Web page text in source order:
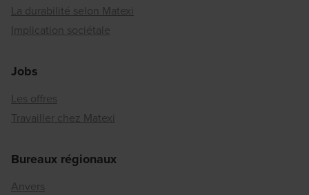
La durabilité selon Matexi
Implication sociétale
Jobs
Les offres
Travailler chez Matexi
Bureaux régionaux
Anvers